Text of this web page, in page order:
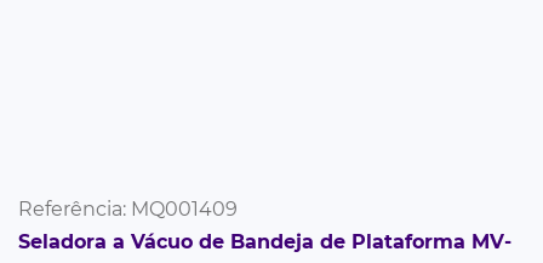
Referência: MQ001409
Seladora a Vácuo de Bandeja de Plataforma MV-